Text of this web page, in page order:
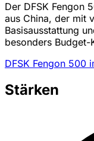
Der DFSK Fengon
aus China, der mit
Basisausstattung
besonders
DFSK Fengon 500
Stärken